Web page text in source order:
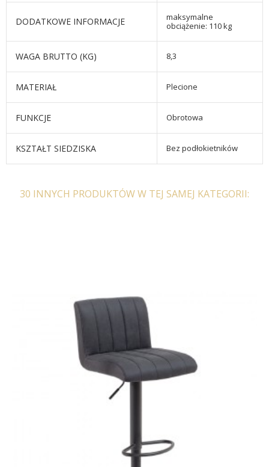
DODATKOWE INFORMACJE
maksymalne
obciążenie: 110 kg
WAGA BRUTTO (KG) 8,3
MATERIAŁ Plecione
FUNKCJE Obrotowa
KSZTAŁT SIEDZISKA Bez podłokietników
30 INNYCH PRODUKTÓW W TEJ SAMEJ KATEGORII: